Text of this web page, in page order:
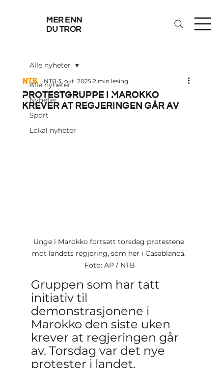
mer enn
du tror
Alle nyheter
Nyheter
Sport
Lokal nyheter
Alle nyheter
Protestgruppe i Marokko
krever at regjeringen går av
NTB 3. okt. 2025 2 min lesing
Unge i Marokko fortsatt torsdag protestene
mot landets regjering, som her i Casablanca.
Foto: AP / NTB
Gruppen som har tatt
initiativ til
demonstrasjonene i
Marokko den siste uken
krever at regjeringen går
av. Torsdag var det nye
protester i landet.